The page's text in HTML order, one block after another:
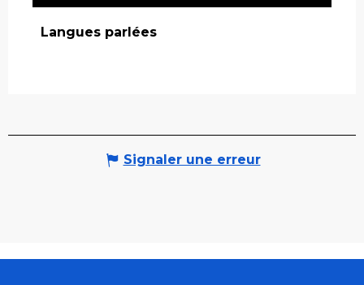
Langues parlées
Langues parlées
Signaler une erreur